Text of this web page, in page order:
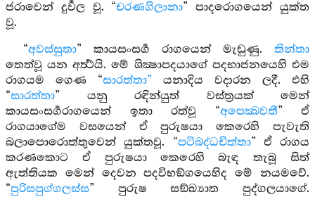
ජරාවෙන් දුර්‍වල වූ. “චරණගිලානා” පාදරොගයෙන් යුක්ත
වූ.
“අවස්සුතා” කායසංසර්‍ග රාගයෙන් මැඩුණු. තින්තා
තෙත්වූ යන අර්‍ත්‍ථයි. මේ ශික්‍ෂාපදයාගේ පදභාජනයෙහි එම
රාගයම ගෙණ “සාරත්තා” යනාදිය වදාරන ලදී. එහි
“සාරත්තා” යනු රඳින්යුත් වස්ත්‍රයක් මෙන්
කායසංසර්‍ගරාගයෙන් ඉතා රත්වූ “අපෙක්‍ඛවතී” ඒ
රාගයාගේම වසයෙන් ඒ පුරුෂයා කෙරෙහි පැවැති
බලාපොරොත්තුවෙන් යුක්තවූ. “පටිබද්ධචිත්තා” ඒ රාගය
කරණකොට ඒ පුරුෂයා කෙරෙහි බැඳ තැබූ සිත්
ඇත්තියක මෙන් දෙවන පදවිභඞ්ගයෙහිද මේ නයමවේ.
“පුරිසපුග්ගලස්ස” පුරුෂ සඞ්ඛ්‍යාත පුද්ගලයාගේ.